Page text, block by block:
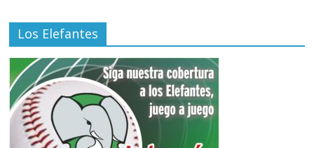
Los Elefantes